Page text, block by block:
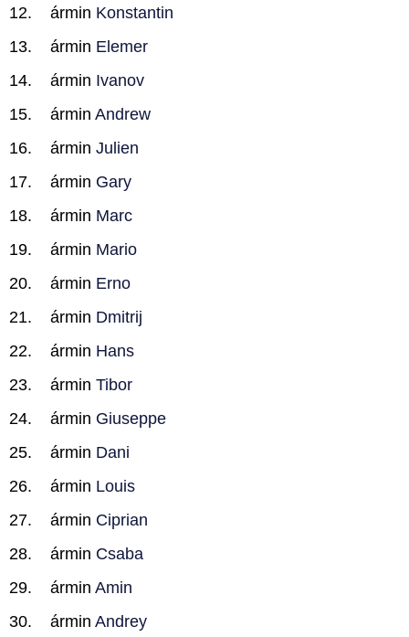
ármin Konstantin
ármin Elemer
ármin Ivanov
ármin Andrew
ármin Julien
ármin Gary
ármin Marc
ármin Mario
ármin Erno
ármin Dmitrij
ármin Hans
ármin Tibor
ármin Giuseppe
ármin Dani
ármin Louis
ármin Ciprian
ármin Csaba
ármin Amin
ármin Andrey